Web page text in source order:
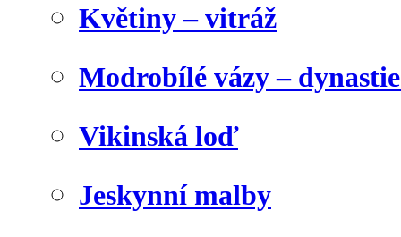
Květiny – vitráž
Modrobílé vázy –
Vikinská loď
Jeskynní malby